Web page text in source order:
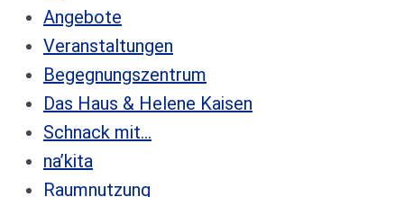
Angebote
Veranstaltungen
Begegnungszentrum
Das Haus & Helene Kaisen
Schnack mit…
na’kita
Raumnutzung